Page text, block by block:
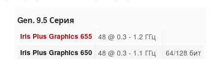
Gen. 9.5 Серия
Iris Plus Graphics 655 48 @ 0.3 - 1.2 ГГц
Iris Plus Graphics 650 48 @ 0.3 - 1.1 ГГц 64/128 бит